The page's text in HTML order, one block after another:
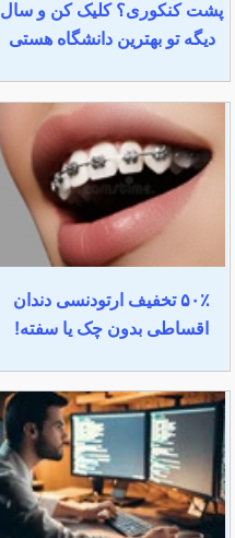
پشت کنکوری؟ کلیک کن و سال
دیگه تو بهترین دانشگاه هستی
۵۰٪ تخفیف ارتودنسی دندان
اقساطی بدون چک یا سفته!